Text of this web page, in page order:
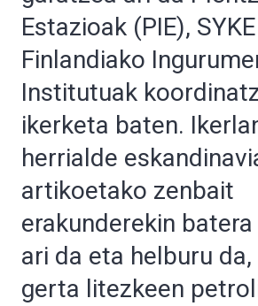
Estazioak (PIE), SYKE
Finlandiako
Institutuak
ikerketa baten.
herrialde
artikoetako zenbait
erakunderekin
ari da eta helburu
gerta litezkeen